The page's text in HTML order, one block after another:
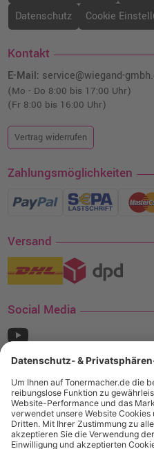
Datenschutz
Cookie
Kontakt
E-Mail: service@wiegand-
(Mo - Do 8:00 bis 17:00 Uhr)
(Fr 8:00 bis 16:00 Uhr)
Vertrag widerrufen
Zahlungsmöglichkeiten
Versand
Social Media
¹ Nur gültig für den Versand innerhalb
von mindestens 35€ (inkl. Mwst.) an
Versand für Sie kostenfrei.